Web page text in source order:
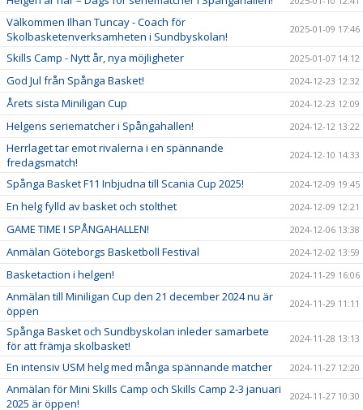
Välkommen Ilhan Tuncay - Coach för
Skolbasketenverksamheten i Sundbyskolan!
2025-01-09 17:46
Skills Camp - Nytt år, nya möjligheter 2025-01-07 14:12
God Jul från Spånga Basket! 2024-12-23 12:32
Årets sista Miniligan Cup 2024-12-23 12:09
Helgens seriematcher i Spångahallen! 2024-12-12 13:22
Herrlaget tar emot rivalerna i en spännande
fredagsmatch!
2024-12-10 14:33
Spånga Basket F11 Inbjudna till Scania Cup 2025! 2024-12-09 19:45
En helg fylld av basket och stolthet 2024-12-09 12:21
GAME TIME I SPÅNGAHALLEN! 2024-12-06 13:38
Anmälan Göteborgs Basketboll Festival 2024-12-02 13:59
Basketaction i helgen! 2024-11-29 16:06
Anmälan till Miniligan Cup den 21 december 2024 nu är
öppen
2024-11-29 11:11
Spånga Basket och Sundbyskolan inleder samarbete
för att främja skolbasket!
2024-11-28 13:13
En intensiv USM helg med många spännande matcher 2024-11-27 12:20
Anmälan för Mini Skills Camp och Skills Camp 2-3 januari
2025 är öppen!
2024-11-27 10:30